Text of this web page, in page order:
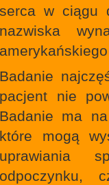
serca w ciągu
nazwiska
Badanie
pacjent nie
Badanie ma
które mogą
uprawiania
odpoczynku,